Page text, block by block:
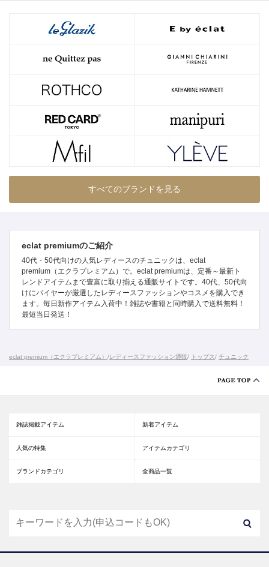
すべてのブランドを見る
eclat premiumのご紹介
40代・50代向けの人気レディースのチュニックは、eclat
premium（エクラプレミアム）で。eclat premiumは、定番～最新ト
レンドアイテムまで豊富に取り揃える通販サイトです。40代、50代向
けにバイヤーが厳選したレディースファッションやコスメを購入でき
ます。毎日新作アイテム入荷中！雑誌や書籍と同時購入で送料無料！
最短当日発送！
eclat premium（エクラプレミアム） /レディースファッション通販/ トップス/ チュニック
雑誌掲載アイテム 新着アイテム
人気の特集 アイテムカテゴリ
ブランドカテゴリ 全商品一覧